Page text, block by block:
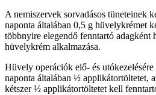
A nemiszervek sorvadásos tüneteinek
naponta általában 0,5 g hüvelykrémet
többnyire elegendő fenntartó adagként
hüvelykrém alkalmazása.
Hüvely operációk elő- és
naponta általában ½ applikátortöltetet,
kétszer ½ applikátortöltetet kell